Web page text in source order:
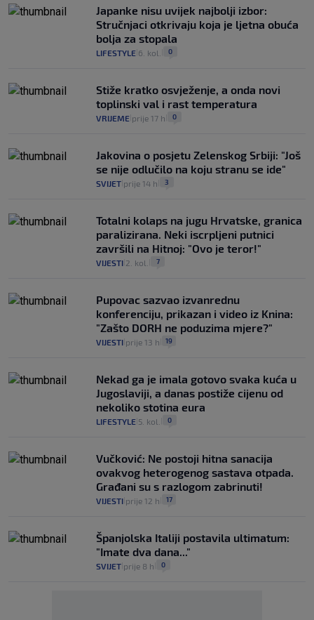
Japanke nisu uvijek najbolji izbor:
Stručnjaci otkrivaju koja je ljetna obuća
bolja za stopala
LIFESTYLE 6. kol. 0
Stiže kratko osvježenje, a onda novi
toplinski val i rast temperatura
VRIJEME prije 17 h 0
Jakovina o posjetu Zelenskog Srbiji: "Još
se nije odlučilo na koju stranu se ide"
SVIJET prije 14 h 3
Totalni kolaps na jugu Hrvatske, granica
paralizirana. Neki iscrpljeni putnici
završili na Hitnoj: "Ovo je teror!"
VIJESTI 2. kol. 7
Pupovac sazvao izvanrednu
konferenciju, prikazan i video iz Knina:
"Zašto DORH ne poduzima mjere?"
VIJESTI prije 13 h 19
Nekad ga je imala gotovo svaka kuća u
Jugoslaviji, a danas postiže cijenu od
nekoliko stotina eura
LIFESTYLE 5. kol. 0
Vučković: Ne postoji hitna sanacija
ovakvog heterogenog sastava otpada.
Građani su s razlogom zabrinuti!
VIJESTI prije 12 h 17
Španjolska Italiji postavila ultimatum:
"Imate dva dana..."
SVIJET prije 8 h 0